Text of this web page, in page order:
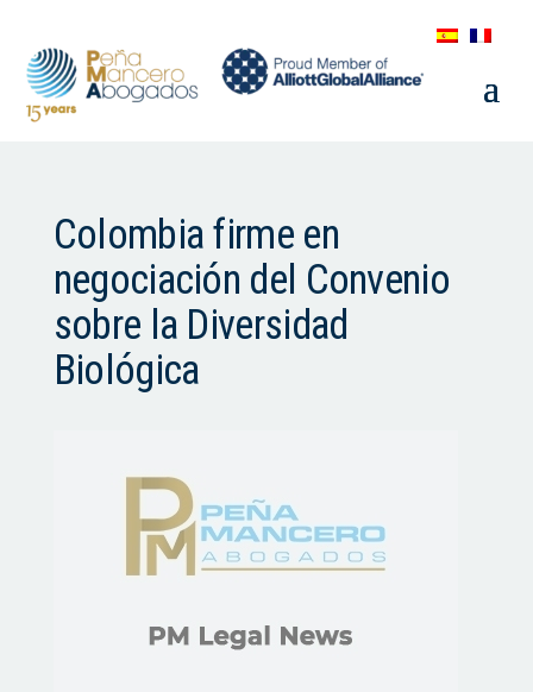
Colombia firme en
negociación del Convenio
sobre la Diversidad
Biológica